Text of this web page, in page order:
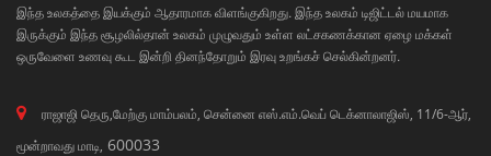
இந்த உலகத்தை இயக்கும் ஆதாரமாக விளங்குகிறது. இந்த உலகம் டிஜிட்டல் மயமாக
இருக்கும் இந்த சூழலில்தான் உலகம் முழுவதும் உள்ள லட்சகணக்கான ஏழை மக்கள்
ஒருவேளை உணவு கூட இன்றி தினந்தோறும் இரவு உறங்கச் செல்கின்றனர்.
ராஜாஜி தெரு,மேற்கு மாம்பலம், சென்னை எஸ்.எம்.வெப் டெக்னாலாஜிஸ், 11/6-ஆர்,
மூன்றாவது மாடி, 600033